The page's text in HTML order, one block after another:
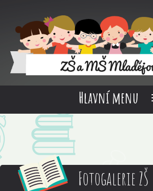
Hlavní menu
Fotogalerie ZŠ